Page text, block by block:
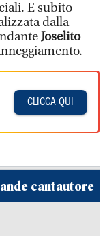
E subito
dalla
Joselito
CLICCA QUI
cantautore